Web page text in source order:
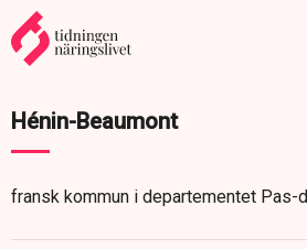
Hénin-Beaumont
fransk kommun i departementet Pas-